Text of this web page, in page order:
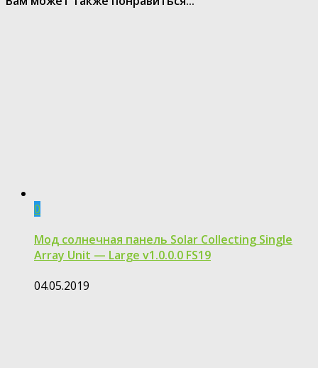
0
Мод солнечная панель Solar Collecting Single
Array Unit — Large v1.0.0.0 FS19
04.05.2019